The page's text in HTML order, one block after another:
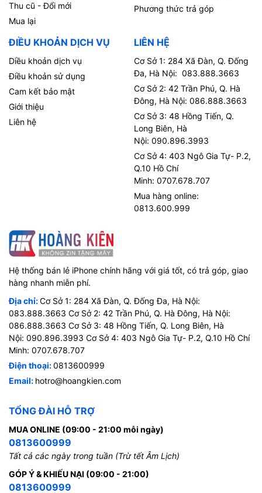
Thu cũ - Đổi mới
Mua lại
Phương thức trả góp
ĐIỀU KHOẢN DỊCH VỤ
Diều khoản dịch vụ
Điều khoản sử dụng
Cam kết bảo mật
Giới thiệu
Liên hệ
LIÊN HỆ
Cơ Sở 1: 284 Xã Đàn, Q. Đống
Đa, Hà Nội: 083.888.3663
Cơ Sở 2: 42 Trần Phú, Q. Hà
Đông, Hà Nội: 086.888.3663
Cơ Sở 3: 48 Hồng Tiến, Q.
Long Biên, Hà
Nội: 090.896.3993
Cơ Sở 4: 403 Ngô Gia Tự- P.2,
Q.10 Hồ Chí
Minh: 0707.678.707
Mua hàng online:
0813.600.999
Hệ thống bán lẻ iPhone chính hãng với giá tốt, có trả góp, giao
hàng nhanh miễn phí.
Địa chỉ:Cơ Sở 1: 284 Xã Đàn, Q. Đống Đa, Hà Nội:
083.888.3663 Cơ Sở 2: 42 Trần Phú, Q. Hà Đông, Hà Nội:
086.888.3663 Cơ Sở 3: 48 Hồng Tiến, Q. Long Biên, Hà
Nội: 090.896.3993 Cơ Sở 4: 403 Ngô Gia Tự- P.2, Q.10 Hồ Chí
Minh: 0707.678.707
Điện thoại:0813600999
Email: hotro@hoangkien.com
TỔNG ĐÀI HỖ TRỢ
MUA ONLINE (09:00 - 21:00 mỗi ngày)
0813600999
Tất cả các ngày trong tuần (Trừ tết Âm Lịch)
GÓP Ý & KHIẾU NẠI (09:00 - 21:00)
0813600999